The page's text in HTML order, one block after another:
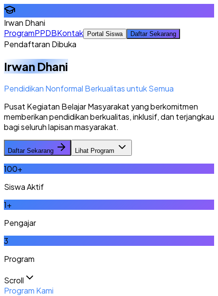
Irwan Dhani
ProgramPPDBKontak Portal Siswa Daftar Sekarang
Pendaftaran Dibuka
Irwan Dhani
Pendidikan Nonformal Berkualitas untuk Semua
Pusat Kegiatan Belajar Masyarakat yang berkomitmen
memberikan pendidikan berkualitas, inklusif, dan terjangkau
bagi seluruh lapisan masyarakat.
Daftar Sekarang Lihat Program
100+
Siswa Aktif
1+
Pengajar
3
Program
Scroll
Program Kami